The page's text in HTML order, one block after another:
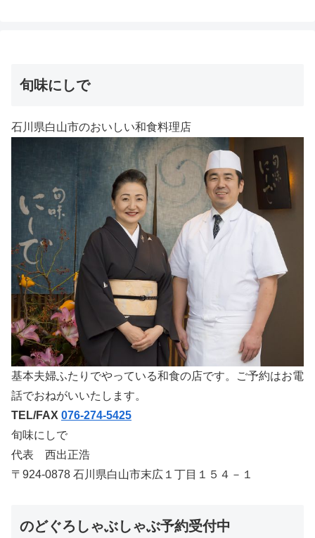
旬味にしで
石川県白山市のおいしい和食料理店
基本夫婦ふたりでやっている和食の店です。ご予約はお電
話でおねがいいたします。
TEL/FAX 076-274-5425
旬味にしで
代表 西出正浩
〒924-0878 石川県白山市末広１丁目１５４－１
のどぐろしゃぶしゃぶ予約受付中